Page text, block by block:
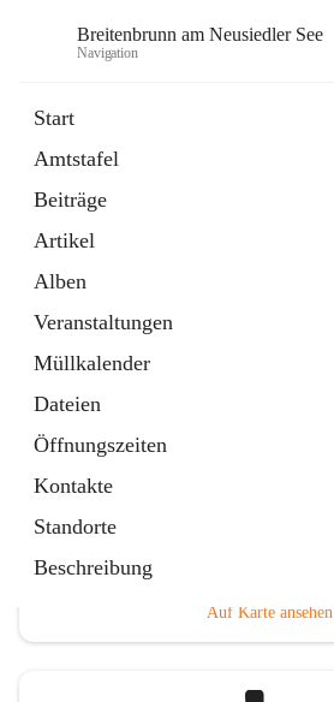
Breitenbrunn am Neusiedler See
Navigation
Start
Amtstafel
Beiträge
Artikel
Alben
Veranstaltungen
Müllkalender
Dateien
Öffnungszeiten
Kontakte
Standorte
Beschreibung
18 Schnellzugriffe
Gemeindeservice
Auf Karte ansehen